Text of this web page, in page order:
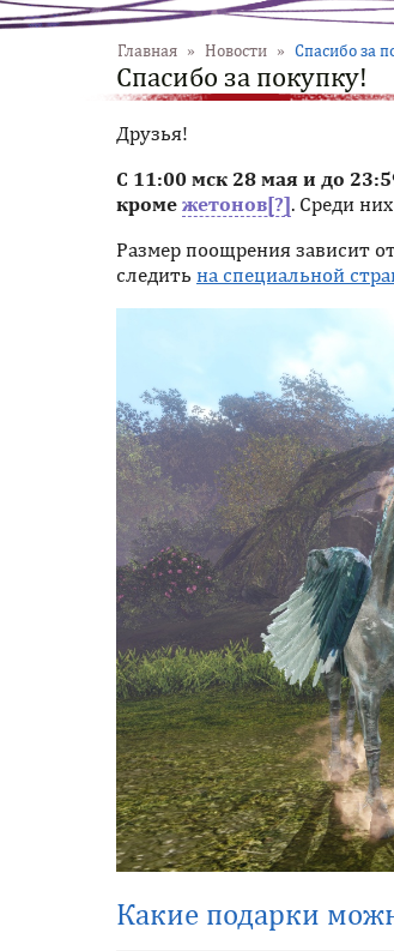
Главная » Новости » Спасибо за
Спасибо за покупку!
Друзья!
С 11:00 мск 28 мая и до
кроме жетонов
. Среди
Размер поощрения зависит
следить на специальной
Какие подарки